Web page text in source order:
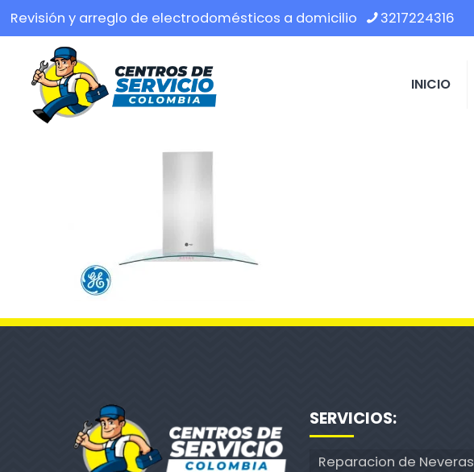
Revisión y arreglo de electrodomésticos a domicilio 3217224316
INICIO
SERVICIOS:
Reparacion de Neveras